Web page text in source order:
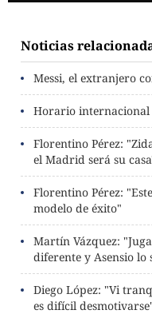
Noticias
Messi, el extranjero
Horario internacional
Florentino Pérez:
el Madrid será su
Florentino Pérez:
modelo de éxito"
Martín Vázquez:
diferente y Asensio lo
Diego López: "Vi
es difícil